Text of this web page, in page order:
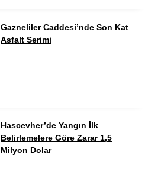
Gazneliler Caddesi’nde Son Kat
Asfalt Serimi
Hascevher’de Yangın İlk
Belirlemelere Göre Zarar 1,5
Milyon Dolar